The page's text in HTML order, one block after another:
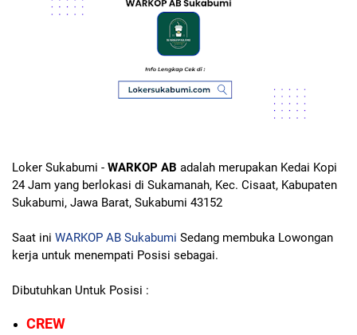
Loker Sukabumi - WARKOP AB adalah merupakan Kedai Kopi
24 Jam yang berlokasi di Sukamanah, Kec. Cisaat, Kabupaten
Sukabumi, Jawa Barat, Sukabumi 43152
Saat ini WARKOP AB Sukabumi Sedang membuka Lowongan
kerja untuk menempati Posisi sebagai.
Dibutuhkan Untuk Posisi :
CREW